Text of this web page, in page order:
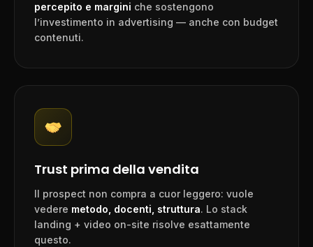
percepito e margini che sostengono
l’investimento in advertising — anche con budget
contenuti.
Trust prima della vendita
Il prospect non compra a cuor leggero: vuole
vedere metodo, docenti, struttura. Lo stack
landing + video on-site risolve esattamente
questo.